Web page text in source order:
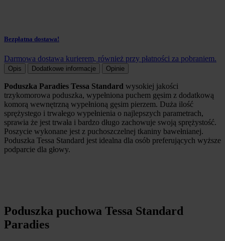
Bezpłatna dostawa!
Darmowa dostawa kurierem, również przy płatności za pobraniem.
Opis Dodatkowe informacje Opinie
Poduszka Paradies Tessa Standard wysokiej jakości
trzykomorowa poduszka, wypełniona puchem gęsim z dodatkową
komorą wewnętrzną wypełnioną gęsim pierzem. Duża ilość
sprężystego i trwałego wypełnienia o najlepszych parametrach,
sprawia że jest trwała i bardzo długo zachowuje swoją sprężystość.
Poszycie wykonane jest z puchoszczelnej tkaniny bawełnianej.
Poduszka Tessa Standard jest idealna dla osób preferujących wyższe
podparcie dla głowy.
Poduszka puchowa Tessa Standard
Paradies